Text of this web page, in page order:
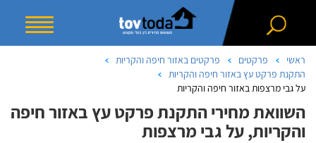
ראשי פרקטים
פרקטים באזור חיפה והקריות
התקנת פרקט עץ באזור חיפה והקריות
על גבי מרצפות באזור חיפה והקריות
השוואת מחירי התקנת פרקט עץ באזור חיפה
והקריות, על גבי מרצפות